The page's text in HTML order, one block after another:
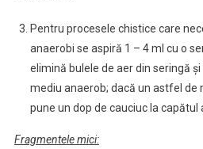
Pentru procesele chistice care
anaerobi se aspiră 1 – 4 ml cu o
elimină bulele de aer din seringă
mediu anaerob; dacă un astfel de
pune un dop de cauciuc la capătul
Fragmentele mici: